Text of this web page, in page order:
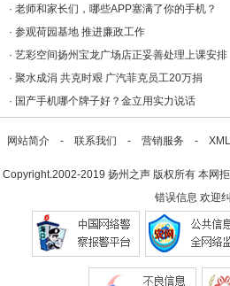
· 老师和家长们，哪些APP塞满了你的手机？
· 参观荷园基地 推进廉政工作
· 艺彩空间扬州宝龙广场店正妥善处理上课安排
· 聚水成涓 共克时艰 广汽菲克员工20万捐
· 国产手机哪个牌子好？金立用实力说话
网站简介- 联系我们 - 营销服务 -
Copyright.2002-2019 扬州之声版权所有 本网
错误信息 欢迎